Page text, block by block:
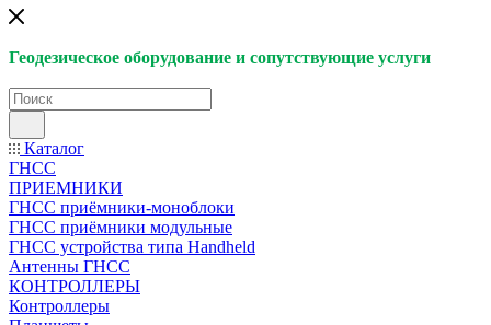
Геодезическое оборудование и сопутствующие услуги
Каталог
ГНСС
ПРИЕМНИКИ
ГНСС приёмники-моноблоки
ГНСС приёмники модульные
ГНСС устройства типа Handheld
Антенны ГНСС
КОНТРОЛЛЕРЫ
Контроллеры